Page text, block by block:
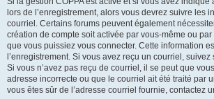
lors de l’enregistrement, alors vous devrez suivre les
courriel. Certains forums peuvent également
création de compte soit activée par vous-même ou
que vous puissiez vous connecter. Cette information
l’enregistrement. Si vous avez reçu un courriel, suivez
Si vous n’avez pas reçu de courriel, il se peut que
adresse incorrecte ou que le courriel ait été traité par
vous êtes sûr de l’adresse courriel fournie, contactez